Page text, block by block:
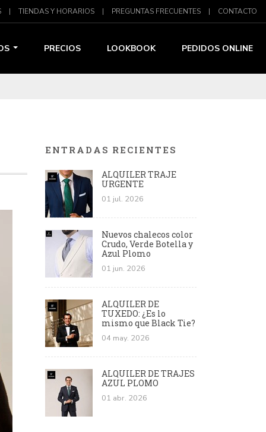
| TIENDAS Y HORARIOS | PREGUNTAS FRECUENTES | CONTACTO
PRECIOS LOOKBOOK PEDIDOS ONLINE
ENTRADAS RECIENTES
ALQUILER TRAJE
URGENTE
01 jul. 2026
Nuevos chalecos color
Crudo, Verde Botella y
Azul Plomo
01 jun. 2026
ALQUILER DE
TUXEDO: ¿Es lo
mismo que Black Tie?
04 may. 2026
ALQUILER DE TRAJES
AZUL PLOMO
01 abr. 2026